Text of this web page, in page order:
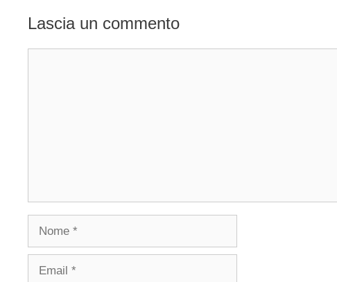
Lascia un commento
Nome
Email